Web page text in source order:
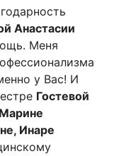
Анастасии
Меня
у Вас! И
Гостевой
Марине
Инаре